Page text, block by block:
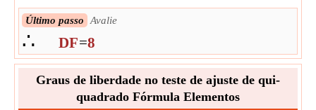
Último passo Avalie
∴ DF=8
Graus de liberdade no teste de ajuste de qui-
quadrado Fórmula Elementos